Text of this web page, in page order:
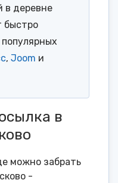
в деревне
быстро
, Joom и
в
можно забрать
-